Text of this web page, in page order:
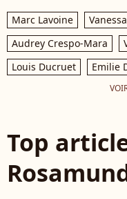
Marc Lavoine
Audrey Crespo-Mara
Louis Ducruet
Emilie
Top